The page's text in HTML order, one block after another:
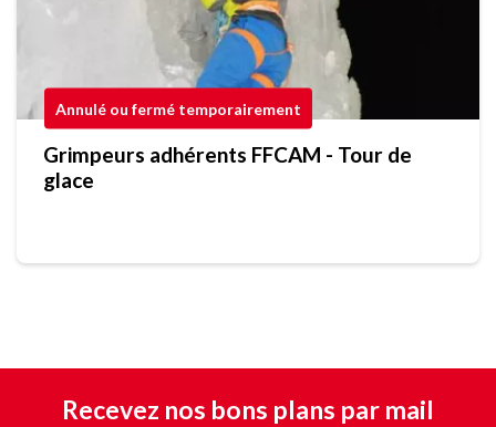
Annulé ou fermé temporairement
Grimpeurs adhérents FFCAM - Tour de
glace
Recevez nos bons plans par mail